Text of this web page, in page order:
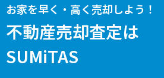
お家を早く・高く売却しよう！
不動産売却査定は
SUMiTAS